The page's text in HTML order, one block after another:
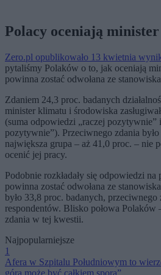
Polacy oceniają
Zero.pl opublikowało 13 kwietnia
pytaliśmy Polaków o to, jak oceniają
powinna zostać odwołana ze
Zdaniem 24,3 proc. badanych
minister klimatu i środowiska
(suma odpowiedzi „raczej pozytywnie”
pozytywnie”). Przeciwnego zdania
największa grupa – aż 41,0 proc. – nie
ocenić jej pracy.
Podobnie rozkładały się odpowiedzi
powinna zostać odwołana ze
było 33,8 proc. badanych, przeciwnego
respondentów. Blisko połowa Polaków
zdania w tej kwestii.
Najpopularniejsze
1
Afera w Szpitalu Południowym to
góra może być całkiem spora”